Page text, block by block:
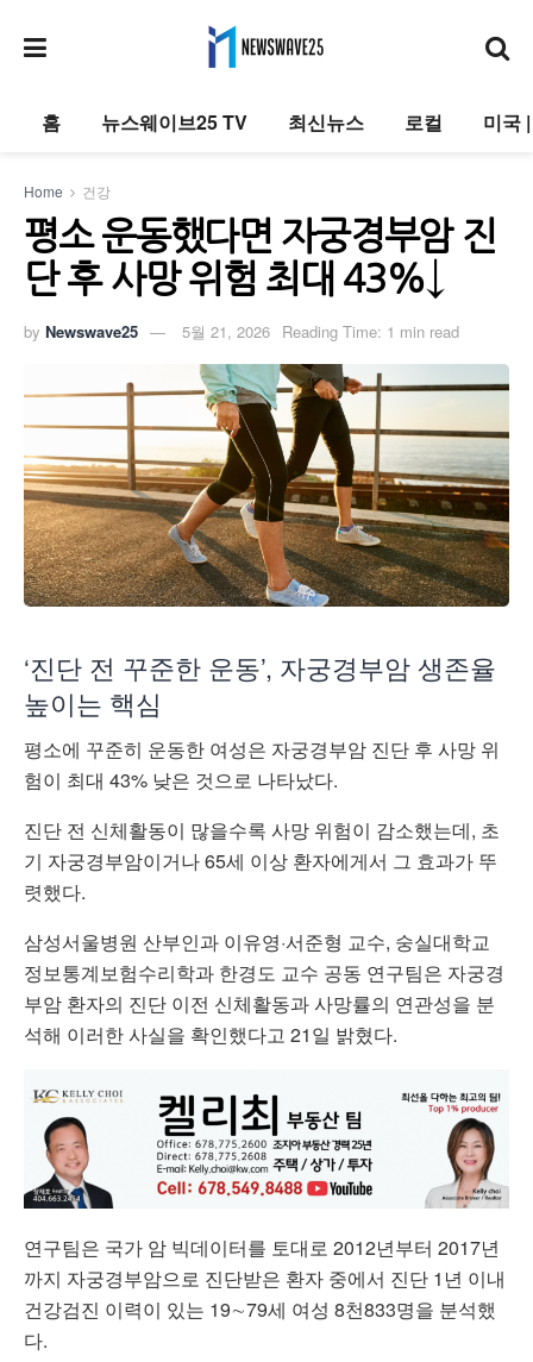
홈 뉴스웨이브25 TV 최신뉴스 로컬 미국
Home 건강
평소 운동했다면 자궁경부암 진
단 후 사망 위험 최대 43%↓
by Newswave25 5월 21, 2026 Reading Time: 1 min read
‘진단 전 꾸준한 운동’, 자궁경부암 생존율
높이는 핵심
평소에 꾸준히 운동한 여성은 자궁경부암 진단 후 사망 위
험이 최대 43% 낮은 것으로 나타났다.
진단 전 신체활동이 많을수록 사망 위험이 감소했는데, 초
기 자궁경부암이거나 65세 이상 환자에게서 그 효과가 뚜
렷했다.
삼성서울병원 산부인과 이유영·서준형 교수, 숭실대학교
정보통계보험수리학과 한경도 교수 공동 연구팀은 자궁경
부암 환자의 진단 이전 신체활동과 사망률의 연관성을 분
석해 이러한 사실을 확인했다고 21일 밝혔다.
연구팀은 국가 암 빅데이터를 토대로 2012년부터 2017년
까지 자궁경부암으로 진단받은 환자 중에서 진단 1년 이내
건강검진 이력이 있는 19∼79세 여성 8천833명을 분석했
다.